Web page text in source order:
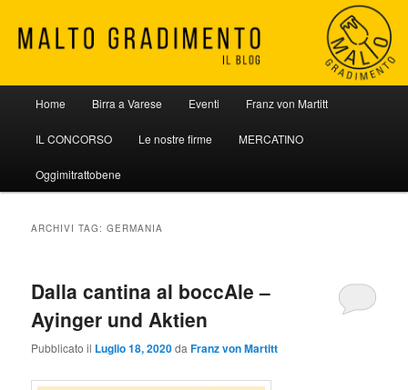
contenuto
contenuto
Malto Gradimento
Home Birra a Varese Eventi Franz von Martitt
IL CONCORSO Le nostre firme MERCATINO
Oggimitrattobene
ARCHIVI TAG:GERMANIA
Dalla cantina al boccAle –
Ayinger und Aktien
Pubblicato il Luglio 18, 2020daFranz von Martitt